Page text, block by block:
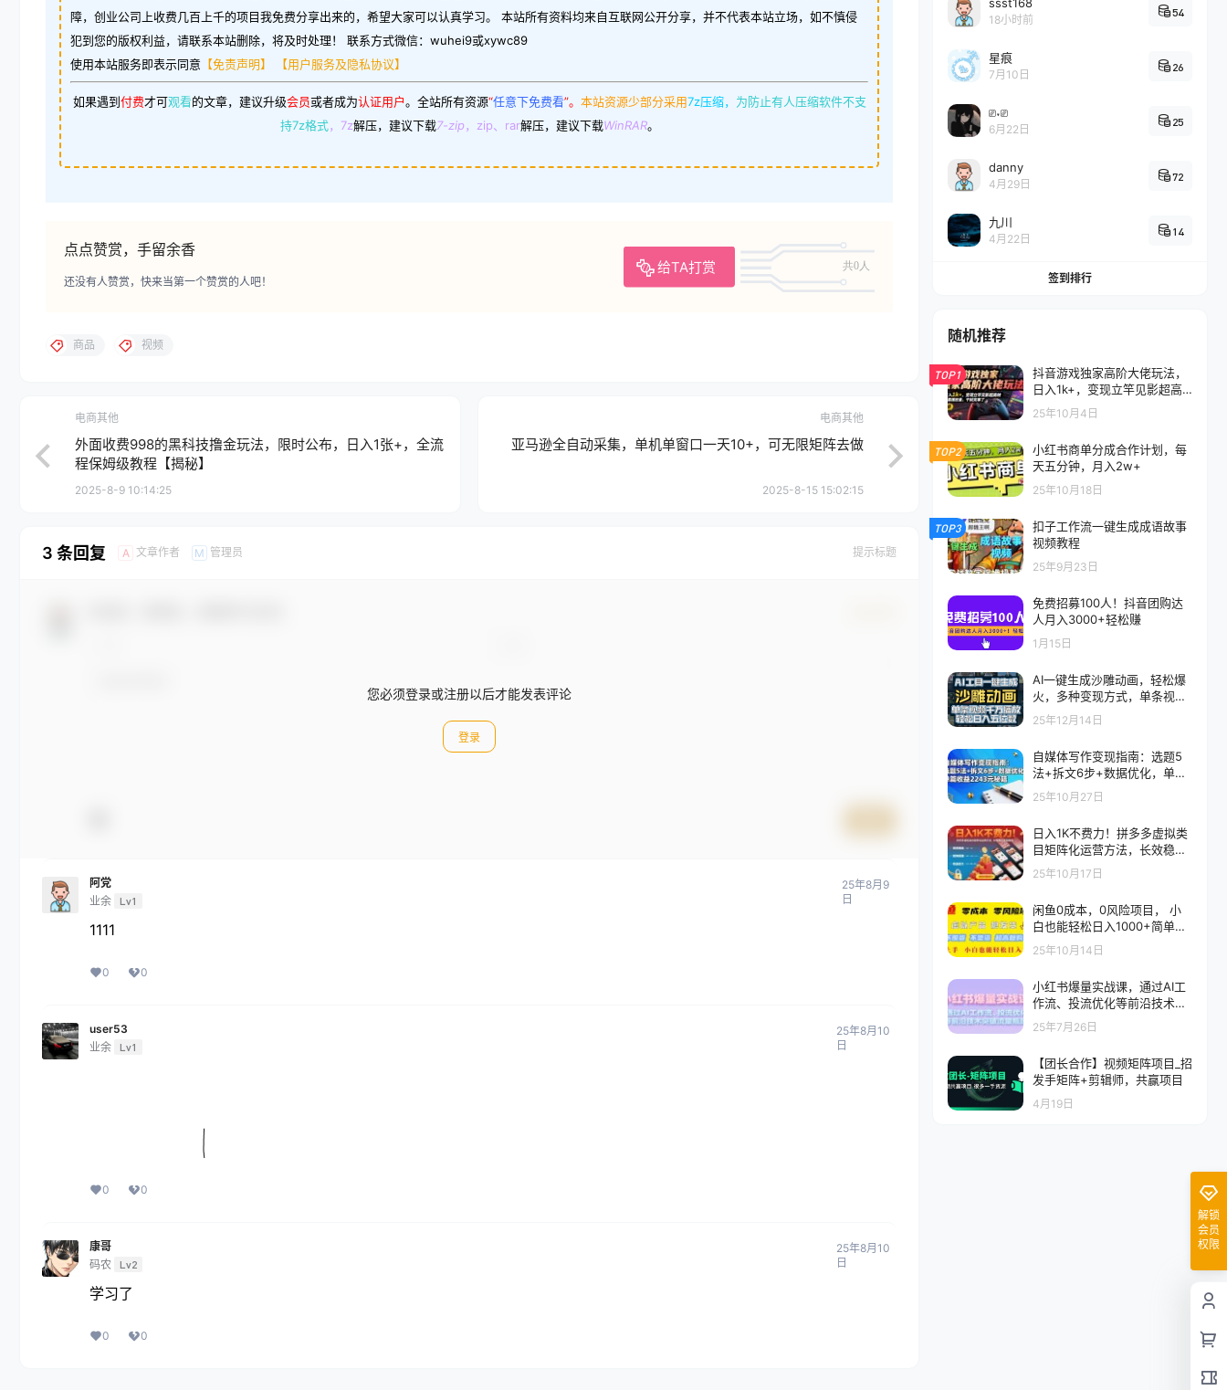
障，创业公司上收费几百上千的项目我免费分享出来的，希望大家可以认真学习。 本站所有资料均来自互联网公开分享，并不代表本站立场，如不慎侵
犯到您的版权利益，请联系本站删除，将及时处理！ 联系方式微信：wuhei9或xywc89
使用本站服务即表示同意 【免责声明】 【用户服务及隐私协议】
如果遇到付费才可观看的文章，建议升级会员或者成为认证用户。 全站所有资源“任意下免费看”。 本站资源少部分采用7z压缩， 为防止有人压缩软件不支
持7z格式，7z解压，建议下载7-zip，zip、rar解压，建议下载WinRAR。
点点赞赏，手留余香
给TA打赏 共0人
还没有人赞赏，快来当第一个赞赏的人吧！
商品 视频
电商其他
外面收费998的黑科技撸金玩法，限时公布，日入1张+，全流
程保姆级教程【揭秘】
2025-8-9 10:14:25
电商其他
亚马逊全自动采集，单机单窗口一天10+，可无限矩阵去做
2025-8-15 15:02:15
3 条回复 A 文章作者 M 管理员 提示标题
您必须登录或注册以后才能发表评论
登录
阿党
业余 Lv1
25年8月9
日
1111
0 0
user53
业余 Lv1
25年8月10
日
0 0
康哥
码农
Lv2
25年8月10
日
学习了
0 0
18小时前
54
星痕
7月10日
26
⎚˕⎚
6月22日
25
danny
4月29日
72
九川
4月22日
14
签到排行
随机推荐
TOP1
抖音游戏独家高阶大佬玩法，
日入1k+，变现立竿见影超高
效，无需播放量，干就完事了
25年10月4日
TOP2
小红书商单分成合作计划，每
天五分钟，月入2w+
25年10月18日
TOP3
扣子工作流一键生成成语故事
视频教程
25年9月23日
免费招募100人！抖音团购达
人月入3000+轻松赚
1月15日
AI一键生成沙雕动画，轻松爆
火，多种变现方式，单条视
频，千万播放，日入2000+
25年12月14日
自媒体写作变现指南：选题5
法+拆文6步+数据优化，单篇
收益2243元秘籍
25年10月27日
日入1K不费力！拼多多虚拟类
目矩阵化运营方法，长效稳定
变现路径
25年10月17日
闲鱼0成本，0风险项目， 小
白也能轻松日入1000+简单易
上手
25年10月14日
小红书爆量实战课，通过AI工
作流、投流优化等前沿技术突
破流量瓶颈
25年7月26日
【团长合作】视频矩阵项目_招
发手矩阵+剪辑师，共赢项目
4月19日
解锁
会员
权限